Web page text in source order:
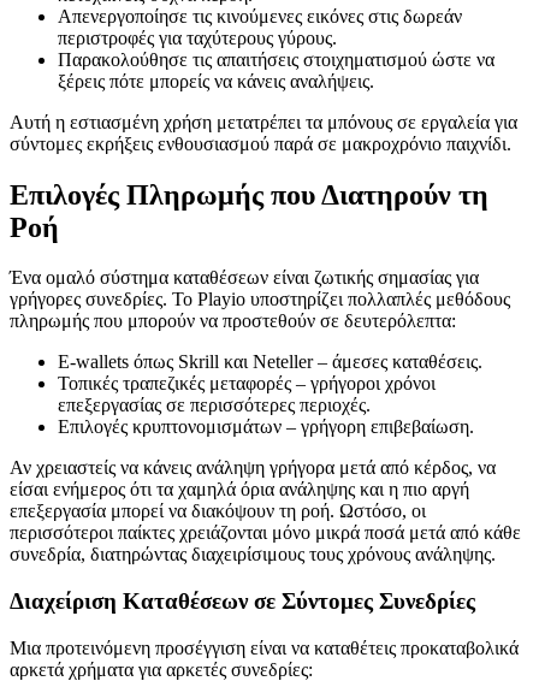
Απενεργοποίησε τις κινούμενες εικόνες στις δωρεάν
περιστροφές για ταχύτερους γύρους.
Παρακολούθησε τις απαιτήσεις στοιχηματισμού ώστε να
ξέρεις πότε μπορείς να κάνεις αναλήψεις.
Αυτή η εστιασμένη χρήση μετατρέπει τα μπόνους σε εργαλεία για
σύντομες εκρήξεις ενθουσιασμού παρά σε μακροχρόνιο παιχνίδι.
Επιλογές Πληρωμής που Διατηρούν τη
Ροή
Ένα ομαλό σύστημα καταθέσεων είναι ζωτικής σημασίας για
γρήγορες συνεδρίες. Το Playio υποστηρίζει πολλαπλές μεθόδους
πληρωμής που μπορούν να προστεθούν σε δευτερόλεπτα:
E‑wallets όπως Skrill και Neteller – άμεσες καταθέσεις.
Τοπικές τραπεζικές μεταφορές – γρήγοροι χρόνοι
επεξεργασίας σε περισσότερες περιοχές.
Επιλογές κρυπτονομισμάτων – γρήγορη επιβεβαίωση.
Αν χρειαστείς να κάνεις ανάληψη γρήγορα μετά από κέρδος, να
είσαι ενήμερος ότι τα χαμηλά όρια ανάληψης και η πιο αργή
επεξεργασία μπορεί να διακόψουν τη ροή. Ωστόσο, οι
περισσότεροι παίκτες χρειάζονται μόνο μικρά ποσά μετά από κάθε
συνεδρία, διατηρώντας διαχειρίσιμους τους χρόνους ανάληψης.
Διαχείριση Καταθέσεων σε Σύντομες Συνεδρίες
Μια προτεινόμενη προσέγγιση είναι να καταθέτεις προκαταβολικά
αρκετά χρήματα για αρκετές συνεδρίες: